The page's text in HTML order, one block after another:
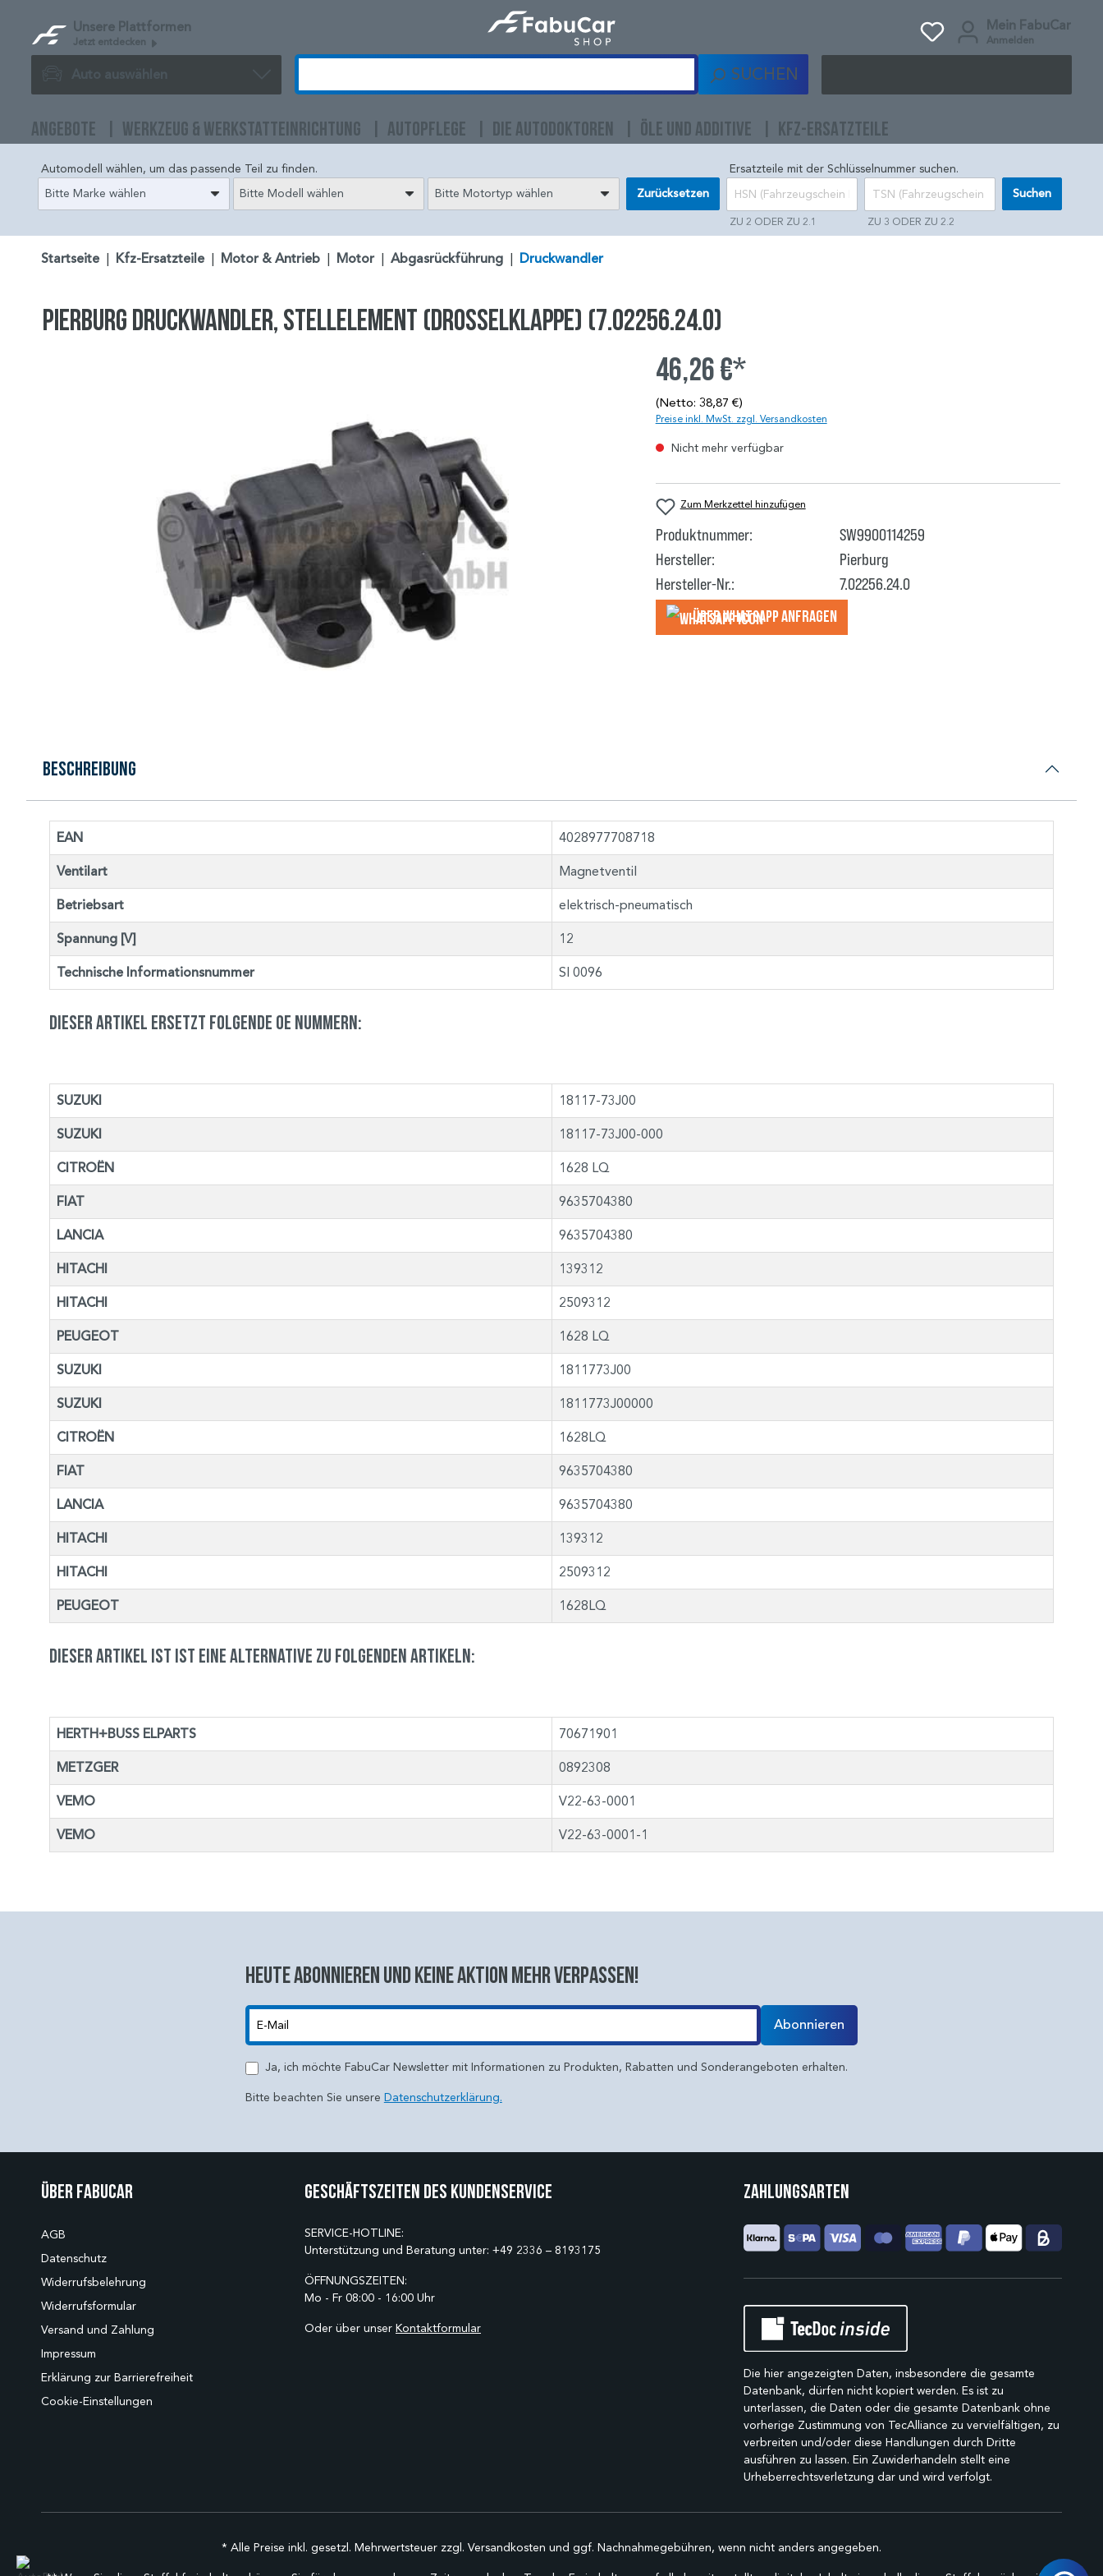
Unsere Plattformen
Jetzt entdecken
Mein FabuCar
Anmelden
Auto auswählen SUCHEN
ANGEBOTE WERKZEUG & WERKSTATTEINRICHTUNG AUTOPFLEGE DIE AUTODOKTOREN ÖLE UND ADDITIVE KFZ-ERSATZTEILE
Automodell wählen, um das passende Teil zu finden.
Bitte Marke wählen
Bitte Modell wählen Bitte Motortyp wählen Zurücksetzen
Ersatzteile mit der Schlüsselnummer suchen.
ZU 2 ODER ZU 2.1 ZU 3 ODER ZU 2.2
Suchen
Startseite Kfz-Ersatzteile Motor & Antrieb Motor Abgasrückführung Druckwandler
PIERBURG Druckwandler, Stellelement (Drosselklappe) (7.02256.24.0)
46,26 €*
(Netto: 38,87 €)
Preise inkl. MwSt. zzgl. Versandkosten
Nicht mehr verfügbar
Zum Merkzettel hinzufügen
Produktnummer:
SW9900114259
Hersteller:
Pierburg
Hersteller-Nr.:
7.02256.24.0
Über WhatsApp anfragеn
Beschreibung
EAN 4028977708718
Ventilart Magnetventil
Betriebsart elektrisch-pneumatisch
Spannung [V] 12
Technische Informationsnummer SI 0096
Dieser Artikel ersetzt folgende OE Nummern:
SUZUKI 18117-73J00
SUZUKI 18117-73J00-000
CITROËN 1628 LQ
FIAT 9635704380
LANCIA 9635704380
HITACHI 139312
HITACHI 2509312
PEUGEOT 1628 LQ
SUZUKI 1811773J00
SUZUKI 1811773J00000
CITROËN 1628LQ
FIAT 9635704380
LANCIA 9635704380
HITACHI 139312
HITACHI 2509312
PEUGEOT 1628LQ
Dieser Artikel ist ist eine Alternative zu folgenden Artikeln:
HERTH+BUSS ELPARTS 70671901
METZGER 0892308
VEMO V22-63-0001
VEMO V22-63-0001-1
Heute abonnieren und keine aktion mehr verpassen!
Abonnieren
Ja, ich möchte FabuCar Newsletter mit Informationen zu Produkten, Rabatten und Sonderangeboten erhalten.
Bitte beachten Sie unsere Datenschutzerklärung.
Über Fabucar
AGB
Datenschutz
Widerrufsbelehrung
Widerrufsformular
Versand und Zahlung
Impressum
Erklärung zur Barrierefreiheit
Cookie-Einstellungen
Geschäftszeiten des Kundenservice
SERVICE-HOTLINE:
Unterstützung und Beratung unter: +49 2336 – 8193175
ÖFFNUNGSZEITEN:
Mo - Fr 08:00 - 16:00 Uhr
Oder über unser Kontaktformular
Zahlungsarten
Die hier angezeigten Daten, insbesondere die gesamte
Datenbank, dürfen nicht kopiert werden. Es ist zu
unterlassen, die Daten oder die gesamte Datenbank ohne
vorherige Zustimmung von TecAlliance zu vervielfältigen, zu
verbreiten und/oder diese Handlungen durch Dritte
ausführen zu lassen. Ein Zuwiderhandeln stellt eine
Urheberrechtsverletzung dar und wird verfolgt.
* Alle Preise inkl. gesetzl. Mehrwertsteuer zzgl. Versandkosten und ggf. Nachnahmegebühren, wenn nicht anders angegeben.